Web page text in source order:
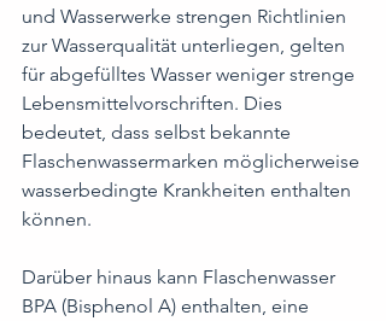
und Wasserwerke strengen Richtlinien
zur Wasserqualität unterliegen, gelten
für abgefülltes Wasser weniger strenge
Lebensmittelvorschriften. Dies
bedeutet, dass selbst bekannte
Flaschenwassermarken möglicherweise
wasserbedingte Krankheiten enthalten
können.
Darüber hinaus kann Flaschenwasser
BPA (Bisphenol A) enthalten, eine